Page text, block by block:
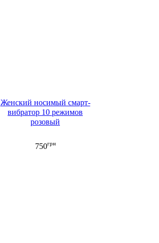
Женский носимый смарт-
вибратор 10 режимов
розовый
750грн